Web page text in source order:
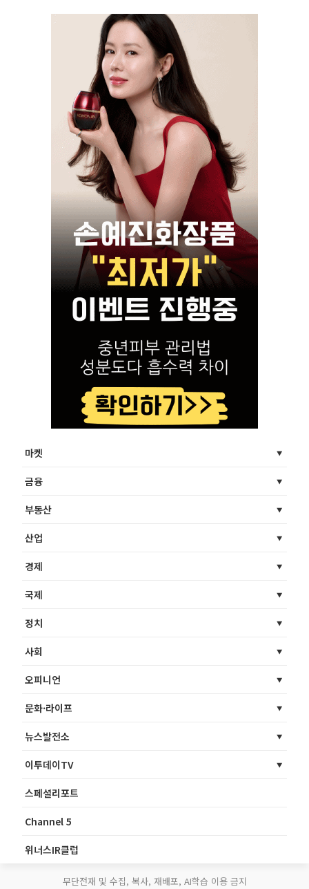
마켓
금융
부동산
산업
경제
국제
정치
사회
오피니언
문화·라이프
뉴스발전소
이투데이TV
스페셜리포트
Channel 5
위너스IR클럽
무단전재 및 수집, 복사, 재배포, AI학습 이용 금지